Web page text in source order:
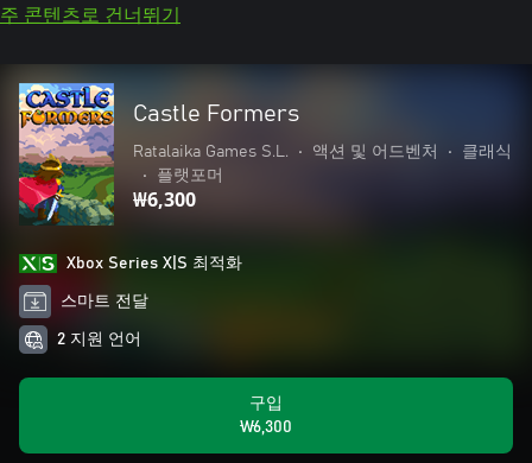
주 콘텐츠로 건너뛰기
Castle Formers
Ratalaika Games S.L. • 액션 및 어드벤처 •
클래식
•
플랫포머
₩6,300
Xbox Series X|S 최적화
스마트 전달
2 지원 언어
구입
₩6,300